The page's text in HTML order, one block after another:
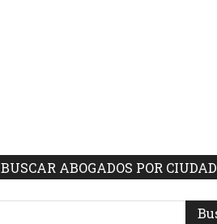
BUSCAR ABOGADOS POR CIUDAD